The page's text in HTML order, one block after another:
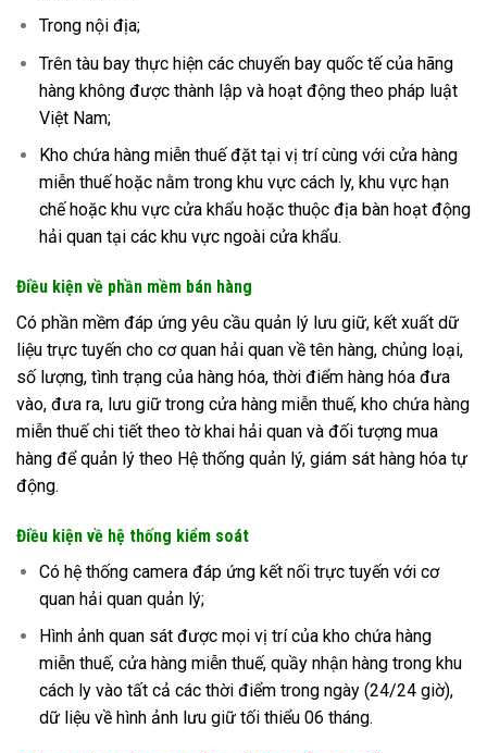
Trong nội địa;
Trên tàu bay thực hiện các chuyến bay quốc tế của hãng
hàng không được thành lập và hoạt động theo pháp luật
Việt Nam;
Kho chứa hàng miễn thuế đặt tại vị trí cùng với cửa hàng
miễn thuế hoặc nằm trong khu vực cách ly, khu vực hạn
chế hoặc khu vực cửa khẩu hoặc thuộc địa bàn hoạt động
hải quan tại các khu vực ngoài cửa khẩu.
Điều kiện về phần mềm bán hàng
Có phần mềm đáp ứng yêu cầu quản lý lưu giữ, kết xuất dữ
liệu trực tuyến cho cơ quan hải quan về tên hàng, chủng loại,
số lượng, tình trạng của hàng hóa, thời điểm hàng hóa đưa
vào, đưa ra, lưu giữ trong cửa hàng miễn thuế, kho chứa hàng
miễn thuế chi tiết theo tờ khai hải quan và đối tượng mua
hàng để quản lý theo Hệ thống quản lý, giám sát hàng hóa tự
động.
Điều kiện về hệ thống kiểm soát
Có hệ thống camera đáp ứng kết nối trực tuyến với cơ
quan hải quan quản lý;
Hình ảnh quan sát được mọi vị trí của kho chứa hàng
miễn thuế, cửa hàng miễn thuế, quầy nhận hàng trong khu
cách ly vào tất cả các thời điểm trong ngày (24/24 giờ),
dữ liệu về hình ảnh lưu giữ tối thiểu 06 tháng.